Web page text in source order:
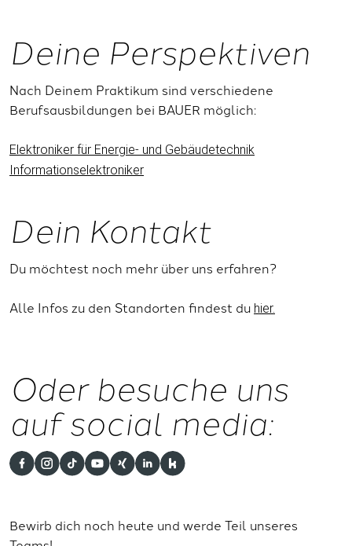
Deine Perspektiven
Nach Deinem Praktikum sind verschiedene
Berufsausbildungen bei BAUER möglich:
Elektroniker für Energie- und Gebäudetechnik
Informationselektroniker
Dein Kontakt
Du möchtest noch mehr über uns erfahren?
Alle Infos zu den Standorten findest du hier.
Oder besuche uns
auf social media:
Bewirb dich noch heute und werde Teil unseres